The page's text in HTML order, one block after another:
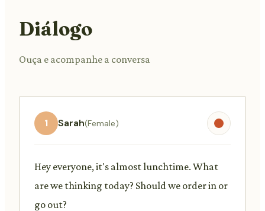
Diálogo
Ouça e acompanhe a conversa
1 Sarah(Female)
Hey everyone, it's almost lunchtime. What
are we thinking today? Should we order in or
go out?